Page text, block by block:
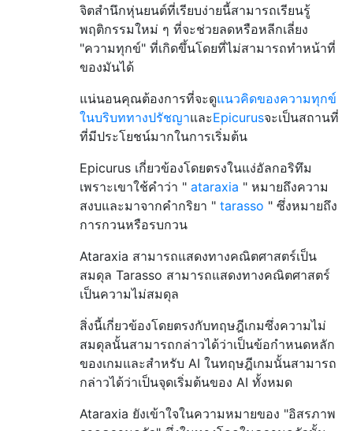
จิตสำนึกหุ่นยนต์ที่เรียบง่ายนี้สามารถเรียนรู้
พฤติกรรมใหม่ ๆ ที่จะช่วยลดหรือหลีกเลี่ยง
"ความทุกข์" ที่เกิดขึ้นโดยที่ไม่สามารถทำหน้าที่
ของมันได้
แน่นอนคุณต้องการที่จะดูแนวคิดของความทุกข์
ในบริบททางปรัชญาและEpicurusจะเป็นสถานที่
ที่มีประโยชน์มากในการเริ่มต้น
Epicurus เกี่ยวข้องโดยตรงในแง่อัลกอริทึม
เพราะเขาใช้คำว่า " ataraxia " หมายถึงความ
สงบและมาจากคำกริยา " tarasso " ซึ่งหมายถึง
การกวนหรือรบกวน
Ataraxia สามารถแสดงทางคณิตศาสตร์เป็น
สมดุล Tarasso สามารถแสดงทางคณิตศาสตร์
เป็นความไม่สมดุล
สิ่งนี้เกี่ยวข้องโดยตรงกับทฤษฎีเกมซึ่งความไม่
สมดุลนั้นสามารถกล่าวได้ว่าเป็นข้อกำหนดหลัก
ของเกมและสำหรับ AI ในทฤษฎีเกมนั้นสามารถ
กล่าวได้ว่าเป็นจุดเริ่มต้นของ AI ทั้งหมด
Ataraxia ยังเข้าใจในความหมายของ "อิสรภาพ